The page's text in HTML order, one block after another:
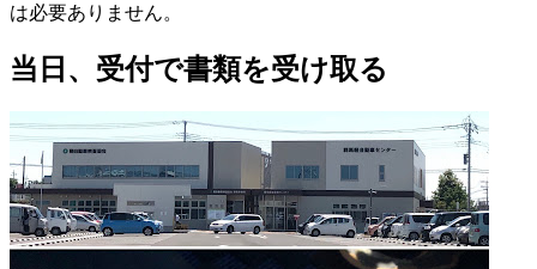
は必要ありません。
当日、受付で書類を受け取る